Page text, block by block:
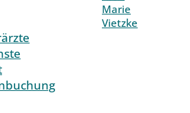
Marie
Vietzke